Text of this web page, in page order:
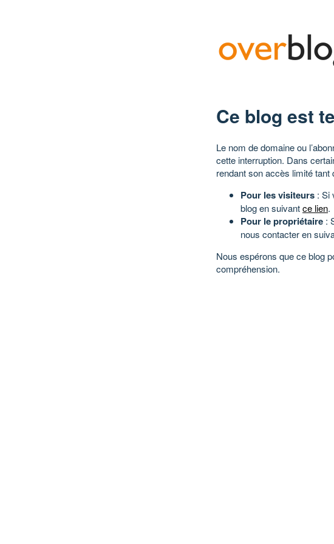
Ce blog est
Le nom de domaine ou
cette interruption. Dans
rendant son accès limité tant
Pour les visiteurs : Si
blog en suivantce lien.
Pour le propriétaire :
nous contacter en
Nous espérons que ce blog
compréhension.